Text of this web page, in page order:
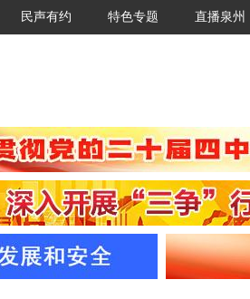
民声有约 特色专题 直播泉州